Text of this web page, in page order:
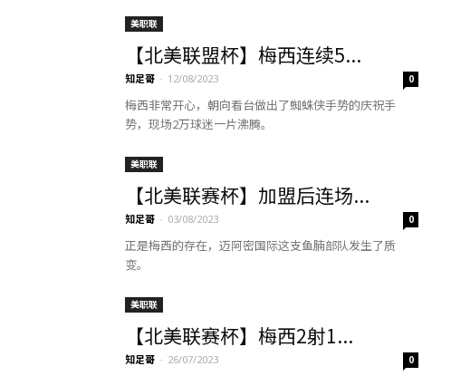
美职联
【北美联盟杯】梅西连续5...
知足哥 - 12/08/2023 0
梅西非常开心，朝向看台做出了蜘蛛侠手势的庆祝手
势，现场2万球迷一片沸腾。
美职联
【北美联赛杯】加盟后连场...
知足哥 - 03/08/2023 0
正是梅西的存在，迈阿密国际这支鱼腩部队发生了质
变。
美职联
【北美联赛杯】梅西2射1...
知足哥 - 26/07/2023 0